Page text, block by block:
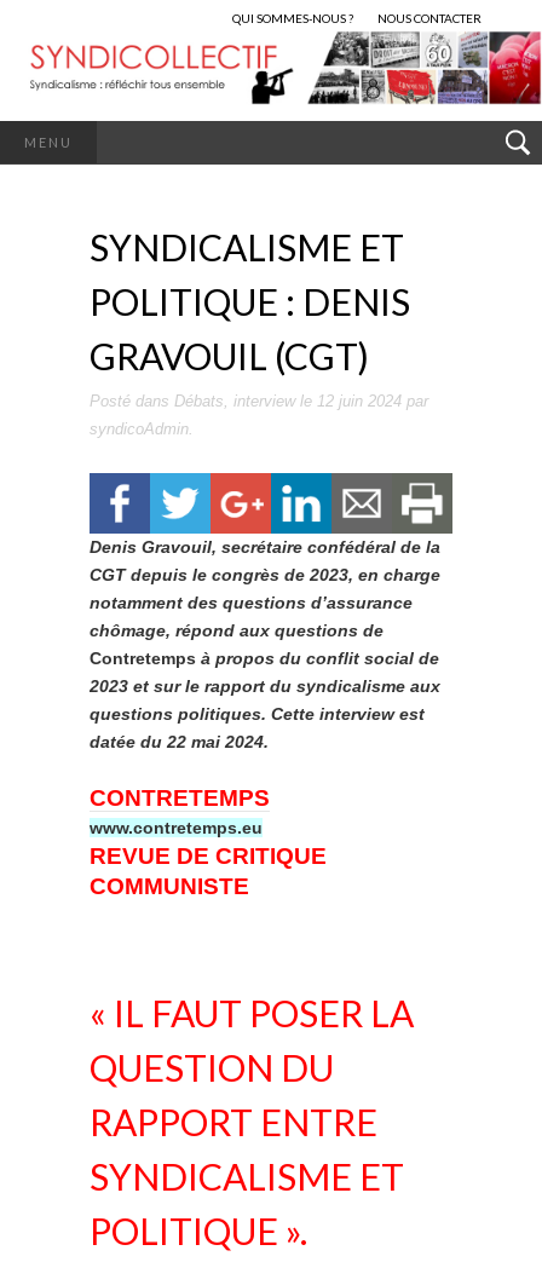
QUI SOMMES-NOUS ? NOUS CONTACTER
MENU
SYNDICALISME ET
POLITIQUE : DENIS
GRAVOUIL (CGT)
Posté dans Débats, interviewle 12 juin 2024 par
syndicoAdmin.
Denis Gravouil, secrétaire confédéral de la
CGT depuis le congrès de 2023, en charge
notamment des questions d’assurance
chômage, répond aux questions de
Contretemps à propos du conflit social de
2023 et sur le rapport du syndicalisme aux
questions politiques. Cette interview est
datée du 22 mai 2024.
CONTRETEMPS
www.contretemps.eu
REVUE DE CRITIQUE
COMMUNISTE
« IL FAUT POSER LA
QUESTION DU
RAPPORT ENTRE
SYNDICALISME ET
POLITIQUE ».